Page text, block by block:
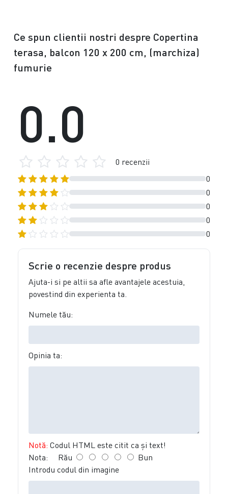
Ce spun clientii nostri despre Copertina
terasa, balcon 120 x 200 cm, (marchiza)
fumurie
0
0
0
0
0
0.0
0 recenzii
Scrie o recenzie despre produs
Ajuta-i si pe altii sa afle avantajele acestuia,
povestind din experienta ta.
Numele tău:
Opinia ta:
Notă: Codul HTML este citit ca şi text!
Nota: Rău
Bun
Introdu codul din imagine